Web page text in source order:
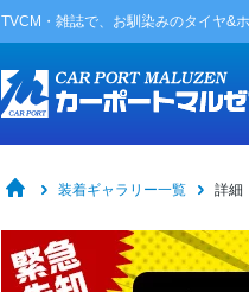
TVCM・雑誌で、お馴染みのタイヤ&
装着ギャラリー一覧 詳細